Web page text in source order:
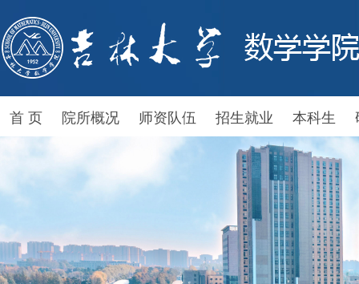
首 页 院所概况 师资队伍 招生就业 本科生